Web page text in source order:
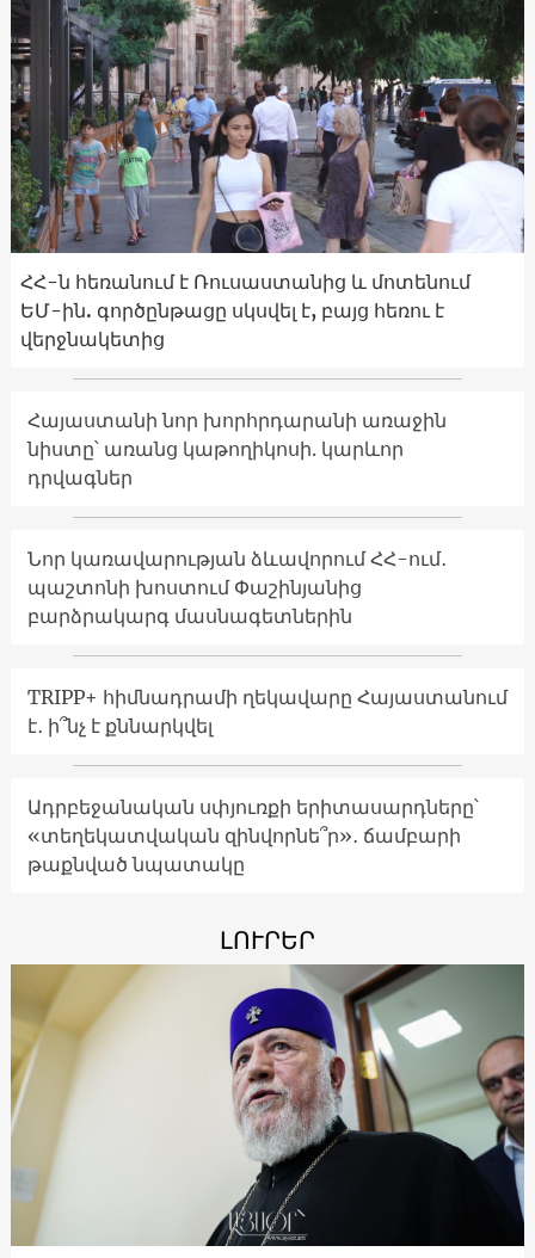
ՀՀ-ն հեռանում է Ռուսաստանից և մոտենում
ԵՄ-ին. գործընթացը սկսվել է, բայց հեռու է
վերջնակետից
Հայաստանի նոր խորհրդարանի առաջին
նիստը՝ առանց կաթողիկոսի. կարևոր
դրվագներ
Նոր կառավարության ձևավորում ՀՀ-ում․
պաշտոնի խոստում Փաշինյանից
բարձրակարգ մասնագետներին
TRIPP+ հիմնադրամի ղեկավարը Հայաստանում
է․ ի՞նչ է քննարկվել
Ադրբեջանական սփյուռքի երիտասարդները՝
«տեղեկատվական զինվորնե՞ր»․ ճամբարի
թաքնված նպատակը
ԼՈՒՐԵՐ